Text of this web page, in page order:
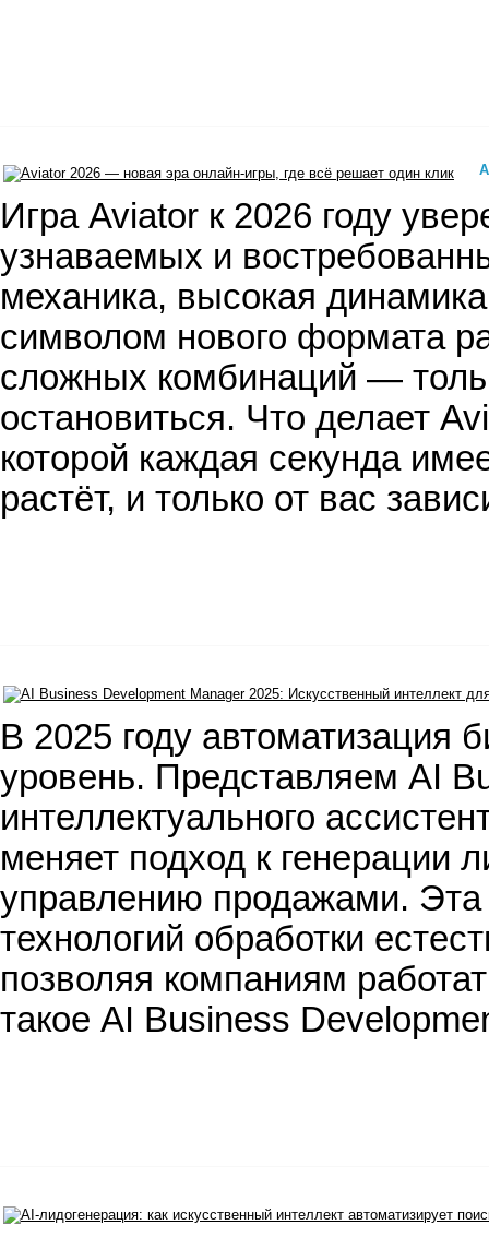
Игра Aviator к 2026 году
узнаваемых и
механика, высокая
символом нового формата
сложных комбинаций —
остановиться. Что делает
которой каждая секунда
растёт, и только от вас
В 2025 году автоматизация
уровень. Представляем AI
интеллектуального
меняет подход к генерации
управлению продажами.
технологий обработки
позволяя компаниям
такое AI Business